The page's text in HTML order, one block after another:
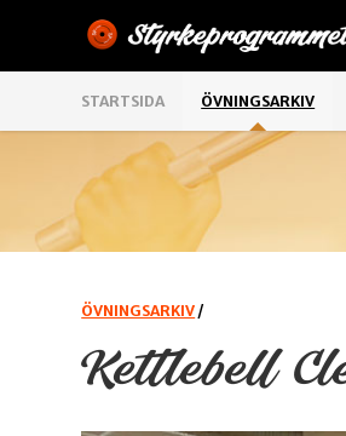
STARTSIDA ÖVNINGSARKIV
ÖVNINGSARKIV /
Kettlebell